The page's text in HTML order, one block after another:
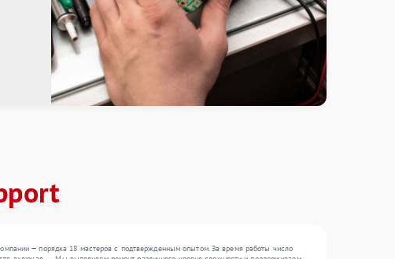
— порядка 18 мастеров с подтвержденным опытом. За время работы число